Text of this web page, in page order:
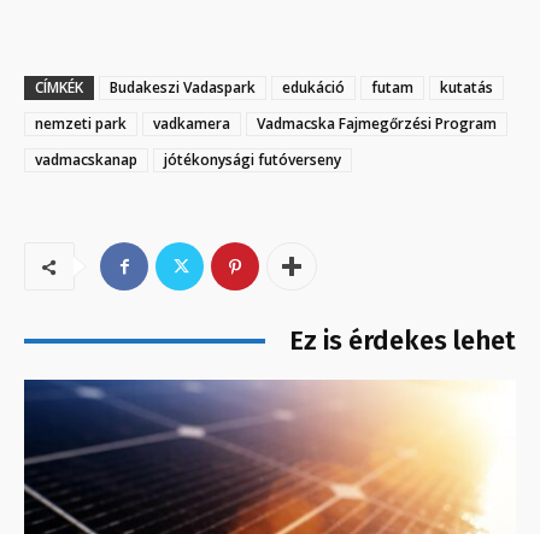
CÍMKÉK Budakeszi Vadaspark edukáció futam
kutatás
nemzeti park
vadkamera
Vadmacska Fajmegőrzési Program
vadmacskanap
jótékonysági futóverseny
Ez is érdekes lehet